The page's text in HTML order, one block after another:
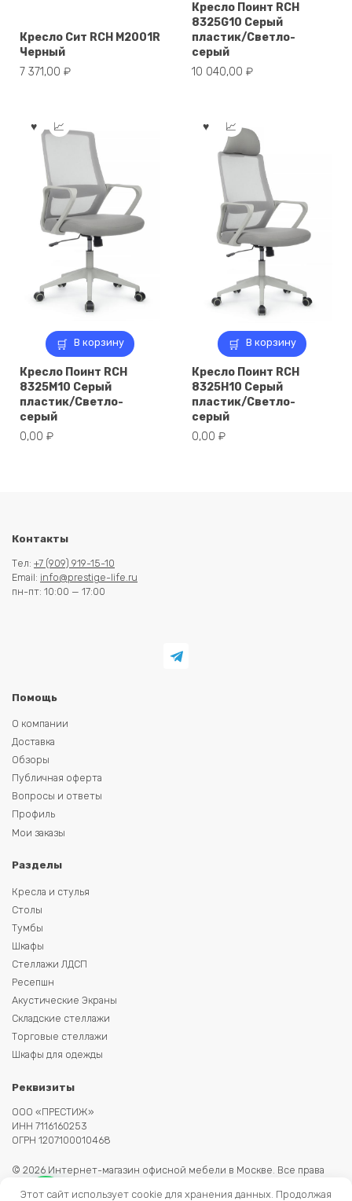
Кресло Сит RCH M2001R
Черный
7 371,00 ₽
Кресло Поинт RCH
8325G10 Серый
пластик/Светло-
серый
10 040,00 ₽
В корзину
Кресло Поинт RCH
8325M10 Серый
пластик/Светло-
серый
0,00 ₽
В корзину
Кресло Поинт RCH
8325H10 Серый
пластик/Светло-
серый
0,00 ₽
Контакты
Тел: +7 (909) 919-15-10
Email: info@prestige-life.ru
пн-пт: 10:00 — 17:00
Помощь
О компании
Доставка
Обзоры
Публичная оферта
Вопросы и ответы
Профиль
Мои заказы
Разделы
Кресла и стулья
Столы
Тумбы
Шкафы
Стеллажи ЛДСП
Ресепшн
Акустические Экраны
Складские стеллажи
Торговые стеллажи
Шкафы для одежды
Реквизиты
ООО «ПРЕСТИЖ»
ИНН 7116160253
ОГРН 1207100010468
© 2026 Интернет-магазин офисной мебели в Москве. Все права
сайте не является публичной офертой.
Этот сайт использует cookie для хранения данных. Продолжая